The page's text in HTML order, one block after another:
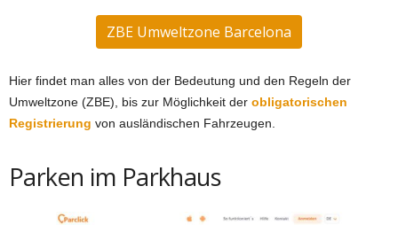
ZBE Umweltzone Barcelona
Hier findet man alles von der Bedeutung und den Regeln der
Umweltzone (ZBE), bis zur Möglichkeit der obligatorischen
Registrierung von ausländischen Fahrzeugen.
Parken im Parkhaus